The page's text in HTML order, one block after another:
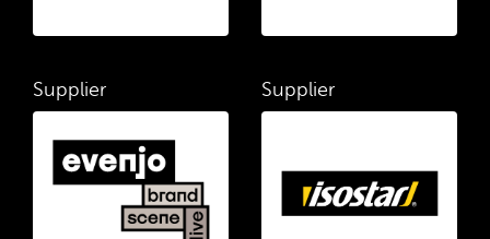
Supplier Supplier